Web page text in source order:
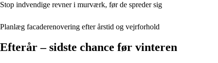
Stop indvendige revner i murværk, før de spreder sig
Planlæg facaderenovering efter årstid og vejrforhold
Efterår – sidste chance før vinteren